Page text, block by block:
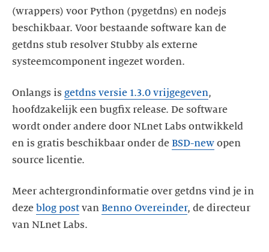
(wrappers) voor Python (pygetdns) en nodejs
beschikbaar. Voor bestaande software kan de
getdns stub resolver Stubby als externe
systeemcomponent ingezet worden.
Onlangs is getdns versie 1.3.0 vrijgegeven,
hoofdzakelijk een bugfix release. De software
wordt onder andere door NLnet Labs ontwikkeld
en is gratis beschikbaar onder de BSD-new open
source licentie.
Meer achtergrondinformatie over getdns vind je in
deze blog post van Benno Overeinder, de directeur
van NLnet Labs.